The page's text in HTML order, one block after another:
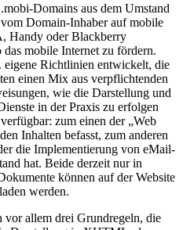
Domains aus dem Umstand
Domain-Inhaber auf mobile
Handy oder Blackberry
das mobile Internet zu fördern.
Richtlinien entwickelt, die
einen Mix aus verpflichtenden
wie die Darstellung und
in der Praxis zu erfolgen
zum einen der „Web
Inhalten befasst, zum anderen
die Implementierung von eMail-
hat. Beide derzeit nur in
können auf der Website
werden.
vor allem drei Grundregeln, die